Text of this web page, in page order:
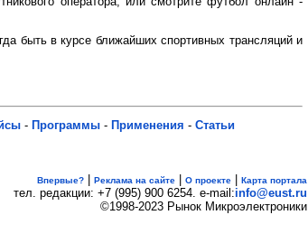
быть в курсе ближайших спортивных трансляций и
- Программы - Применения - Статьи
Впервые? Реклама на сайте О проекте Карта портала
тел. редакции: +7 (995) 900 6254. e-mail:info@eust.ru
©1998-2023 Рынок Микроэлектроники